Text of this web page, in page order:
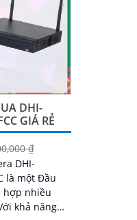
DHI-
GIÁ RẺ
₫
DHI-
là một Đầu
hợp nhiều